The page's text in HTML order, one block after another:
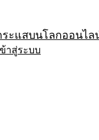
ะแสบนโลกออนไ
ข้าสู่ระบบ